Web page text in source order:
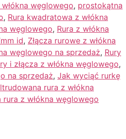
węglowego, prostokątna
, Rura kwadratowa z włókna
węglowego, Rura z włókna
id, Złącza rurowe z włókna
węglowego na sprzedaż, Rury
i złącza z włókna węglowego,
na sprzedaż, Jak wyciąć rurkę
rura z włókna
rura z włókna węglowego